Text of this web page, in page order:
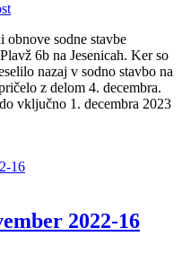
obnove sodne stavbe
6b na Jesenicah. Ker so
nazaj v sodno stavbo na
z delom 4. decembra.
vključno 1. decembra 2023
2022-16